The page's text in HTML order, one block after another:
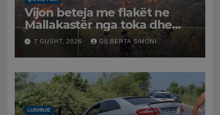
Vijon beteja me flakët ne
Mallakastër nga toka dhe
nga ajri me dy helikopterë.
7 GUSHT, 2026 GILBERTA SIMONI
LUSHNJË